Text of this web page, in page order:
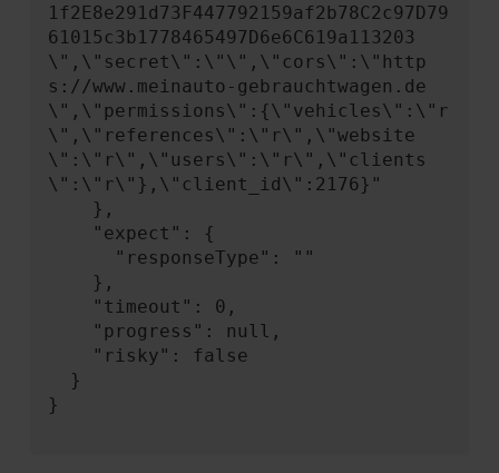
1f2E8e291d73F447792159af2b78C2c97D79
61015c3b1778465497D6e6C619a113203
\",\"secret\":\"\",\"cors\":\"http
s://www.meinauto-gebrauchtwagen.de
\",\"permissions\":{\"vehicles\":\"r
\",\"references\":\"r\",\"website
\":\"r\",\"users\":\"r\",\"clients
\":\"r\"},\"client_id\":2176}"
}